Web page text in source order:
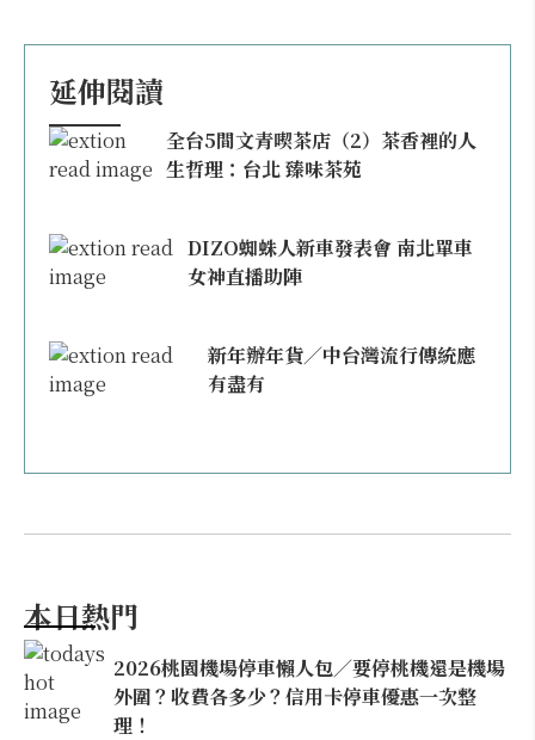
延伸閱讀
全台5間文青喫茶店（2）茶香裡的人
生哲理：台北 臻味茶苑
DIZO蜘蛛人新車發表會 南北單車
女神直播助陣
新年辦年貨／中台灣流行傳統應
有盡有
本日熱門
2026桃園機場停車懶人包／要停桃機還是機場
外圍？收費各多少？信用卡停車優惠一次整
理！